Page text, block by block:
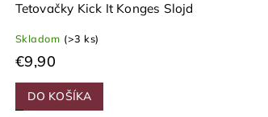
Tetovačky Kick It Konges Slojd
Skladom (>3 ks)
€9,90
DO KOŠÍKA